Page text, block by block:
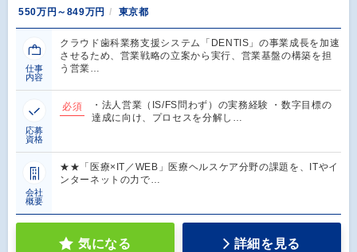
550万円～849万円
東京都
仕事
内容
クラウド歯科業務支援システム「DENTIS」の事業成長を加速
させるため、営業戦略の立案から実行、営業基盤の構築を担
う営業…
応募
資格
必須
・法人営業（IS/FS問わず）の実務経験 ・数字目標の
達成に向け、プロセスを分解し…
会社
概要
★★「医療×IT／WEB」医療ヘルスケア分野の課題を、ITやイ
ンターネットの力で…
気になる 詳細を見る